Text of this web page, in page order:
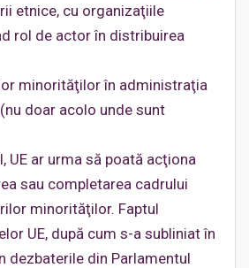
etnice, cu organizaţiile
rol de actor în distribuirea
minorităţilor în administraţia
doar acolo unde sunt
UE ar urma să poată acţiona
sau completarea cadrului
minorităţilor. Faptul
UE, după cum s-a subliniat în
dezbaterile din Parlamentul